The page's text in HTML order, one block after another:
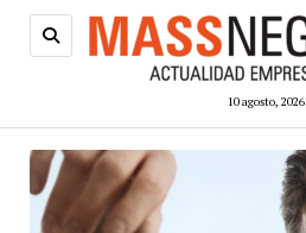
10 agosto, 2026